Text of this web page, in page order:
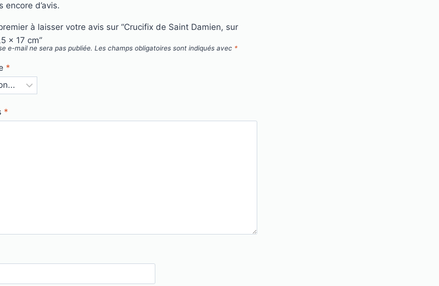
encore d’avis.
à laisser votre avis sur “Crucifix de Saint Damien, sur
x 17 cm”
e-mail ne sera pas publiée. Les champs obligatoires sont indiqués avec *
*
*